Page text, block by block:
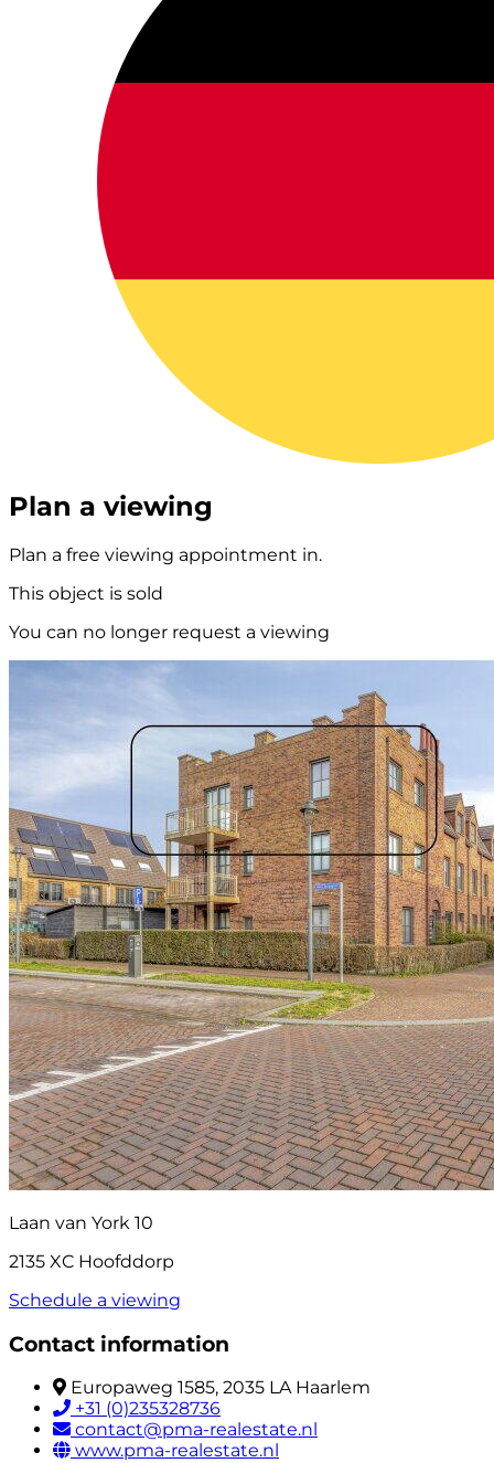
Plan a viewing
Plan a free viewing appointment in.
This object is sold
You can no longer request a viewing
Laan van York 10
2135 XC Hoofddorp
Schedule a viewing
Contact information
Europaweg 1585, 2035 LA Haarlem
+31 (0)235328736
contact@pma-realestate.nl
www.pma-realestate.nl